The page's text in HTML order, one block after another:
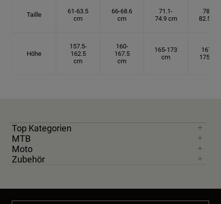
Taille
61-63.5
cm
66-68.6
cm
71.1-
74.9 cm
78.7-
82.5 cm
Höhe
157.5-
162.5
cm
160-
167.5
cm
165-173
cm
167.5-
175 cm
Top Kategorien
MTB
Moto
Zubehör